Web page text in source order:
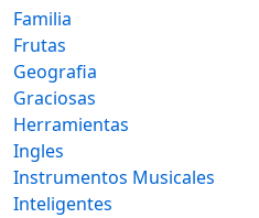
Familia
Frutas
Geografia
Graciosas
Herramientas
Ingles
Instrumentos Musicales
Inteligentes